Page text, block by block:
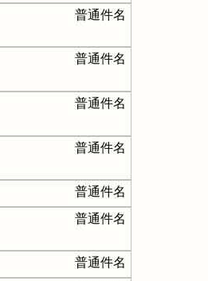
普通件名
普通件名
普通件名
普通件名
普通件名
普通件名
普通件名